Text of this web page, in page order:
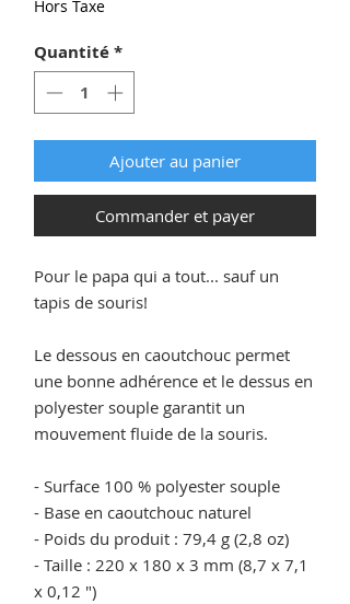
Hors Taxe
Quantité*
Ajouter au panier
Commander et payer
Pour le papa qui a tout... sauf un
tapis de souris!
Le dessous en caoutchouc permet
une bonne adhérence et le dessus en
polyester souple garantit un
mouvement fluide de la souris.
- Surface 100 % polyester souple
- Base en caoutchouc naturel
- Poids du produit : 79,4 g (2,8 oz)
- Taille : 220 x 180 x 3 mm (8,7 x 7,1
x 0,12 ")